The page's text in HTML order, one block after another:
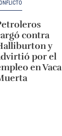
contra
y
por el
en Vaca